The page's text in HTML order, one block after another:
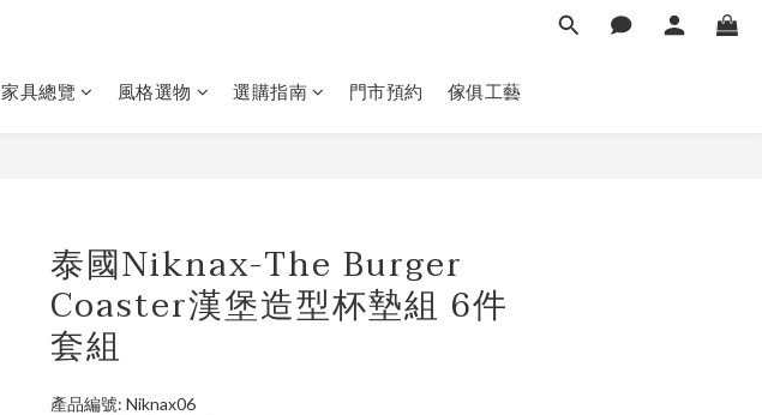
家具總覽 風格選物 選購指南 門市預約 傢俱工藝
泰國Niknax-The Burger
Coaster漢堡造型杯墊組 6件
套組
產品編號: Niknax06